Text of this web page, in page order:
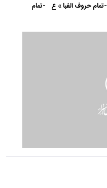
-تمام حروف الفبا » ع -تمام